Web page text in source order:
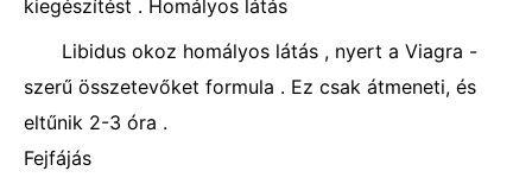
kiegészítést . Homályos látás
Libidus okoz homályos látás , nyert a Viagra -
szerű összetevőket formula . Ez csak átmeneti, és
eltűnik 2-3 óra .
Fejfájás